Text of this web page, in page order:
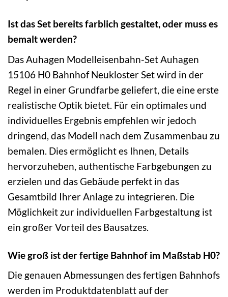
Ist das Set bereits farblich gestaltet, oder muss es
bemalt werden?
Das Auhagen Modelleisenbahn-Set Auhagen
15106 H0 Bahnhof Neukloster Set wird in der
Regel in einer Grundfarbe geliefert, die eine erste
realistische Optik bietet. Für ein optimales und
individuelles Ergebnis empfehlen wir jedoch
dringend, das Modell nach dem Zusammenbau zu
bemalen. Dies ermöglicht es Ihnen, Details
hervorzuheben, authentische Farbgebungen zu
erzielen und das Gebäude perfekt in das
Gesamtbild Ihrer Anlage zu integrieren. Die
Möglichkeit zur individuellen Farbgestaltung ist
ein großer Vorteil des Bausatzes.
Wie groß ist der fertige Bahnhof im Maßstab H0?
Die genauen Abmessungen des fertigen Bahnhofs
werden im Produktdatenblatt auf der